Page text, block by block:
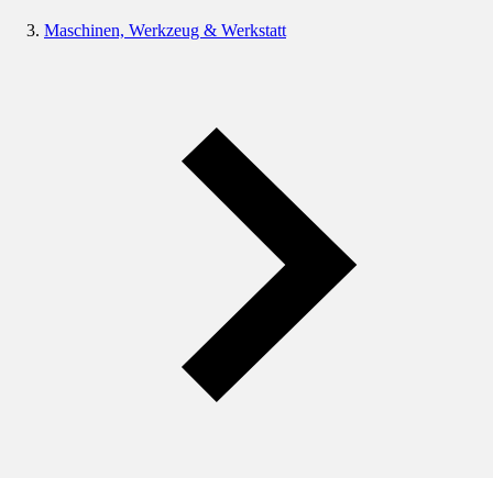
Maschinen, Werkzeug & Werkstatt